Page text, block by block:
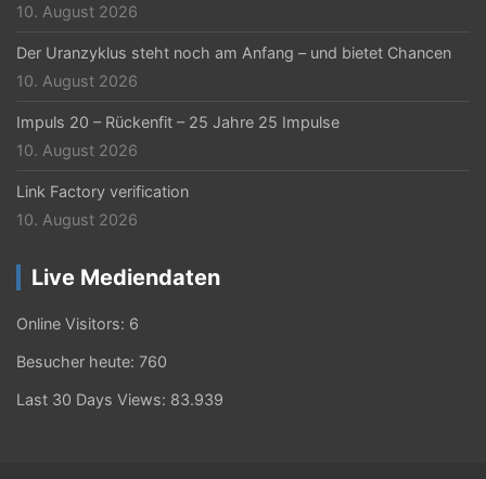
10. August 2026
Der Uranzyklus steht noch am Anfang – und bietet Chancen
10. August 2026
Impuls 20 – Rückenfit – 25 Jahre 25 Impulse
10. August 2026
Link Factory verification
10. August 2026
Live Mediendaten
Online Visitors: 6
Besucher heute: 760
Last 30 Days Views: 83.939